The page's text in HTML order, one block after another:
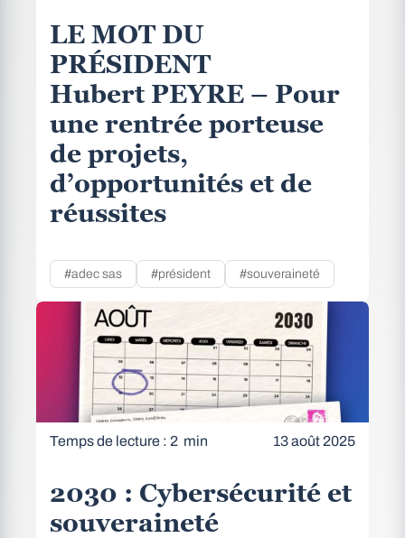
LE MOT DU
PRÉSIDENT
Hubert PEYRE – Pour
une rentrée porteuse
de projets,
d’opportunités et de
réussites
#adec sas #président #souveraineté
Temps de lecture : 2 min 13 août 2025
2030 : Cybersécurité et
souveraineté